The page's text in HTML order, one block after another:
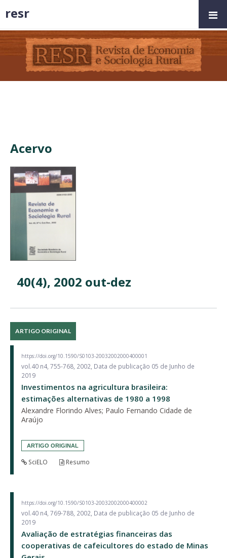
Acervo
40(4), 2002 out-dez
ARTIGO ORIGINAL
https://doi.org/10.1590/S0103-20032002000400001
vol.40 n4, 755-768, 2002, Data de publicação 05 de Junho de
2019
Investimentos na agricultura brasileira:
estimações alternativas de 1980 a 1998
Alexandre Florindo Alves; Paulo Fernando Cidade de
Araújo
ARTIGO ORIGINAL
SciELO Resumo
https://doi.org/10.1590/S0103-20032002000400002
vol.40 n4, 769-788, 2002, Data de publicação 05 de Junho de
2019
Avaliação de estratégias financeiras das
cooperativas de cafeicultores do estado de Minas
resr